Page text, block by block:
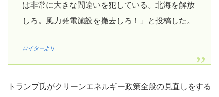
は非常に大きな間違いを犯している。北海を解放
しろ。風力発電施設を撤去しろ！」と投稿した。
ロイターより
トランプ氏がクリーンエネルギー政策全般の見直しをする